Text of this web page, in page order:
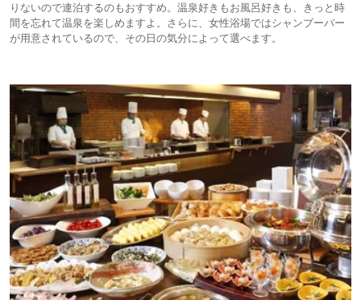
りないので連泊するのもおすすめ。温泉好きもお風呂好きも、きっと時
間を忘れて温泉を楽しめますよ。さらに、女性浴場ではシャンプーバー
が用意されているので、その日の気分によって選べます。